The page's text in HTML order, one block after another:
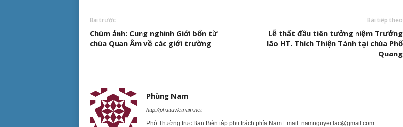
Bài trước
Chùm ảnh: Cung nghinh Giới bổn từ
chùa Quan Âm về các giới trường
Bài tiếp theo
Lễ thất đầu tiên tưởng niệm Trưởng
lão HT. Thích Thiện Tánh tại chùa Phổ
Quang
Phùng Nam
http://phattuvietnam.net
Phó Thường trực Ban Biên tập phụ trách phía Nam Email: namnguyenlac@gmail.com